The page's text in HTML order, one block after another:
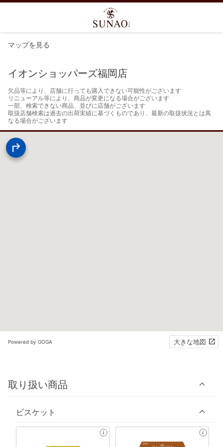
マップを見る
イオンショッパーズ福岡店
欠品等により、店舗に行っても購入できない可能性がございます
リニューアル等により、商品が変更になる場合がございます
一部、検索できない商品、並びに店舗がございます
取扱店舗検索は過去の出荷実績に基づくものであり、最新の取扱状況とは異
なる場合がございます
Powered by GOGA 大きな地図
取り扱い商品
ビスケット